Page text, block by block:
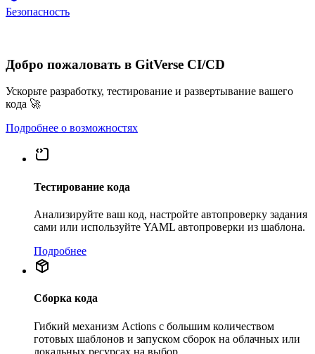
Безопасность
Добро пожаловать в GitVerse CI/CD
Ускорьте разработку, тестирование и развертывание вашего
кода 🚀
Подробнее о возможностях
Тестирование кода
Анализируйте ваш код, настройте автопроверку задания
сами или используйте YAML автопроверки из шаблона.
Подробнее
Сборка кода
Гибкий механизм Actions с большим количеством
готовых шаблонов и запуском сборок на облачных или
локальных ресурсах на выбор.